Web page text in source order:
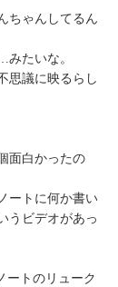
ちゃんしてるん
たいな。
思議に映るらし
面白かったの
ートに何か書い
うビデオがあっ
ートのリューク